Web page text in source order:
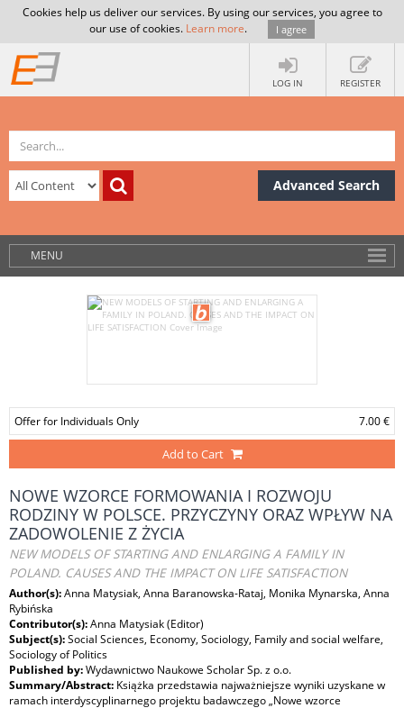
Cookies help us deliver our services. By using our services, you agree to
our use of cookies. Learn more. I agree
LOG IN REGISTER
Advanced Search
MENU
Offer for Individuals Only 7.00 €
Add to Cart
NOWE WZORCE FORMOWANIA I ROZWOJU
RODZINY W POLSCE. PRZYCZYNY ORAZ WPŁYW NA
ZADOWOLENIE Z ŻYCIA
NEW MODELS OF STARTING AND ENLARGING A FAMILY IN
POLAND. CAUSES AND THE IMPACT ON LIFE SATISFACTION
Author(s):Anna Matysiak, Anna Baranowska-Rataj, Monika Mynarska, Anna
Rybińska
Contributor(s):Anna Matysiak (Editor)
Subject(s):Social Sciences, Economy, Sociology, Family and social welfare,
Sociology of Politics
Published by:Wydawnictwo Naukowe Scholar Sp. z o.o.
Summary/Abstract: Książka przedstawia najważniejsze wyniki uzyskane w
ramach interdyscyplinarnego projektu badawczego „Nowe wzorce